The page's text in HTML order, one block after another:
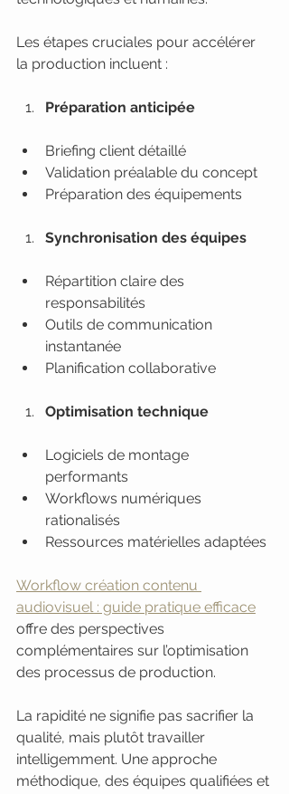
Les étapes cruciales pour accélérer
la production incluent :
Préparation anticipée
Briefing client détaillé
Validation préalable du concept
Préparation des équipements
Synchronisation des équipes
Répartition claire des
responsabilités
Outils de communication
instantanée
Planification collaborative
Optimisation technique
Logiciels de montage
performants
Workflows numériques
rationalisés
Ressources matérielles adaptées
Workflow création contenu
audiovisuel : guide pratique efficace
offre des perspectives
complémentaires sur l’optimisation
des processus de production.
La rapidité ne signifie pas sacrifier la
qualité, mais plutôt travailler
intelligemment. Une approche
méthodique, des équipes qualifiées et